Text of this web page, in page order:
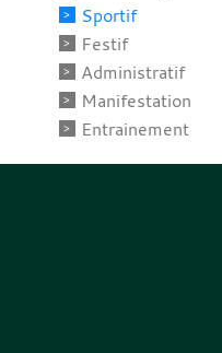
Sportif
Festif
Administratif
Manifestation
Entrainement